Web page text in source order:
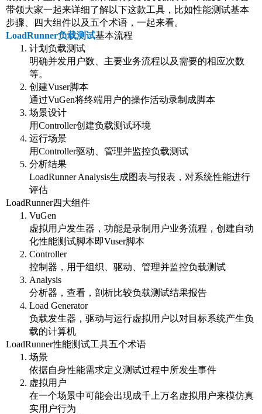
带领大家一起来详细了解以下这款工具，比如性能测试基本
步骤、四大组件以及五个术语，一起来看。
LoadRunner负载测试基本流程
计划负载测试
明确并发用户数、主要业务流程以及需要的相应次数
等。
创建Vuser脚本
通过VuGen将终端用户的操作活动录制成脚本
场景设计
用Controller创建负载测试环境
运行场景
用Controller驱动、管理并监控负载测试
分析结果
LoadRunner Analysis生成图表与报表，对系统性能进行
评估
LoadRunner四大组件
VuGen
虚拟用户发生器，功能是录制用户业务流程，创建自动
化性能测试脚本即Vuser脚本
Controller
控制器，用于组织、驱动、管理并监控负载测试
Analysis
分析器，查看，剖析比较负载测试结果报告
Load Generator
负载发生器，驱动与运行虚拟用户以对目标系统产生负
载的计算机
LoadRunner性能测试工具五个术语
场景
依据自身性能需求定义测试过程中所发生事件
虚拟用户
在一个场景中可能会出现成千上万名虚拟用户来模仿真
实用户行为